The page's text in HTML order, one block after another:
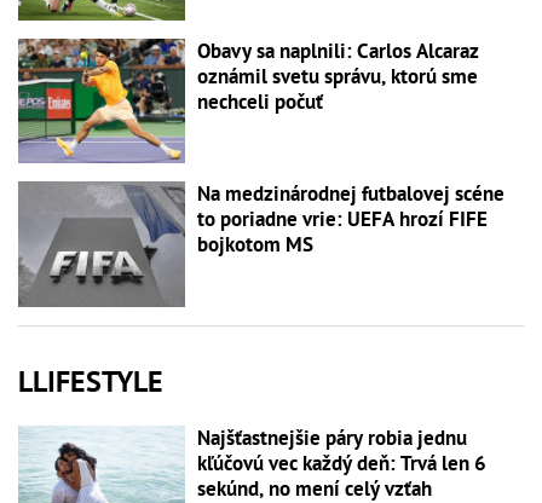
Obavy sa naplnili: Carlos Alcaraz
oznámil svetu správu, ktorú sme
nechceli počuť
Na medzinárodnej futbalovej scéne
to poriadne vrie: UEFA hrozí FIFE
bojkotom MS
LLIFESTYLE
Najšťastnejšie páry robia jednu
kľúčovú vec každý deň: Trvá len 6
sekúnd, no mení celý vzťah